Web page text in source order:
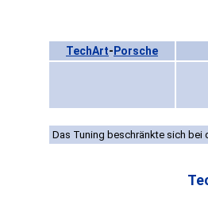
TechArt- Porsche
Das Tuning beschränkte sich bei